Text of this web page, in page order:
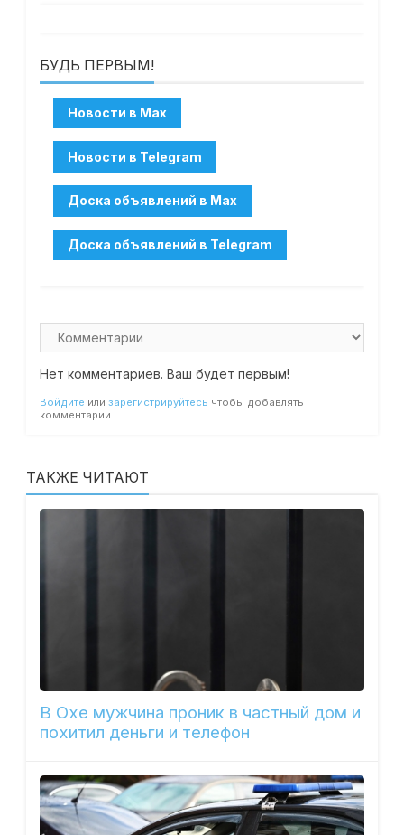
БУДЬ ПЕРВЫМ!
Нет комментариев. Ваш будет первым!
Войдите или зарегистрируйтесь чтобы добавлять
комментарии
ТАКЖЕ ЧИТАЮТ
В Охе мужчина проник в частный дом и
похитил деньги и телефон